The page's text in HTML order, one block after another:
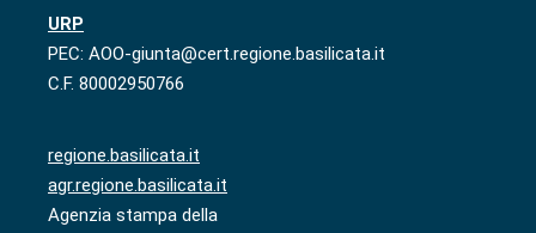
URP
PEC: AOO-giunta@cert.regione.basilicata.it
C.F. 80002950766
regione.basilicata.it
agr.regione.basilicata.it
Agenzia stampa della